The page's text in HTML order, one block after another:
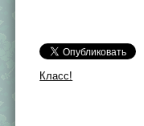
Класс!